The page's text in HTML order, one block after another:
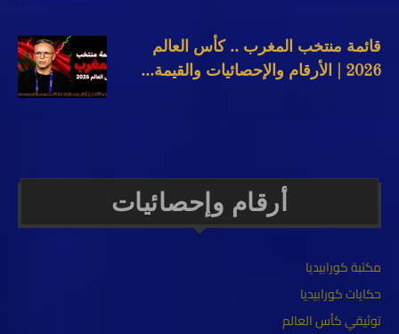
قائمة منتخب المغرب .. كأس العالم
2026 | الأرقام والإحصائيات والقيمة...
أرقام وإحصائيات
مكتبة كورابيديا
حكايات كورابيديا
توثيقي كأس العالم